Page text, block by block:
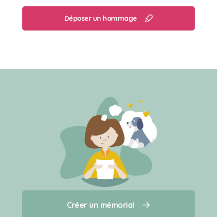
Créer un mémorial
Qui sommes-nous ?
Il aimait s’endormir devant la cheminée, blotti
sur son fauteuil préféré
Déposer un hommage
Créer un mémorial